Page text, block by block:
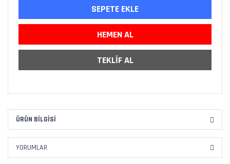
SEPETE EKLE
HEMEN AL
TEKLİF AL
ÜRÜN BILGISI
YORUMLAR